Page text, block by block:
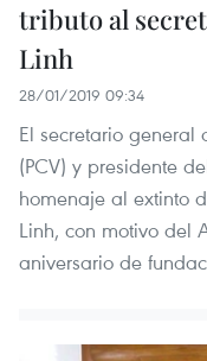
tributo al
Linh
28/01/2019 09:34
El secretario general
(PCV) y presidente
homenaje al extinto
Linh, con motivo del
aniversario de